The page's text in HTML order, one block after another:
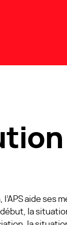
l’APS aide
la